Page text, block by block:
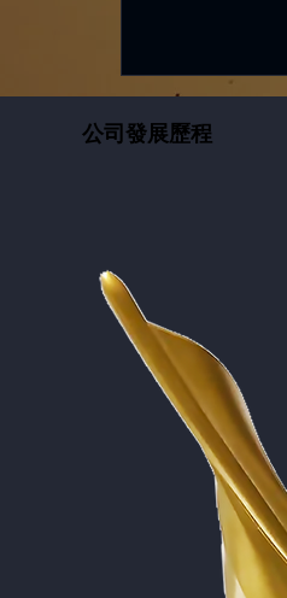
公司發展歷程